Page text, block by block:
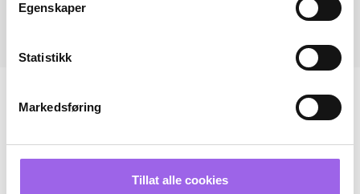
Egenskaper
Statistikk
Markedsføring
Tillat alle cookies